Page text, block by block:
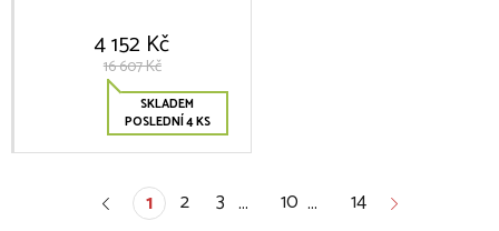
4 152 Kč
16 607 Kč
SKLADEM
POSLEDNÍ 4 KS
1 2 3 … 10 … 14